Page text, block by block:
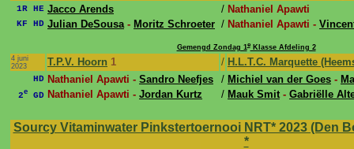
1R HE Jacco Arends / Nathaniel Apawti
KF HD Julian DeSousa- Moritz Schroeter / Nathaniel Apawti -
Gemengd Zondag 1eKlasse Afdeling 2
4 juni
2023
T.P.V. Hoorn 1 / H.L.T.C. Marquette
HD Nathaniel Apawti - Sandro Neefjes / Michiel van der Goes -
2e GD Nathaniel Apawti - Jordan Kurtz / Mauk Smit- Gabriëlle
Sourcy Vitaminwater Pinkstertoernooi NRT* 2023 (Den
*